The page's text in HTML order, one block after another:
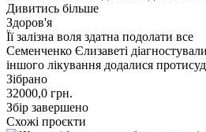
Дивитись більше
Здоров'я
Її залізна воля здатна подолати все
Семенченко Єлизаветі
іншого лікування додалися
Зібрано
32000,0 грн.
Збір завершено
Схожі проєкти